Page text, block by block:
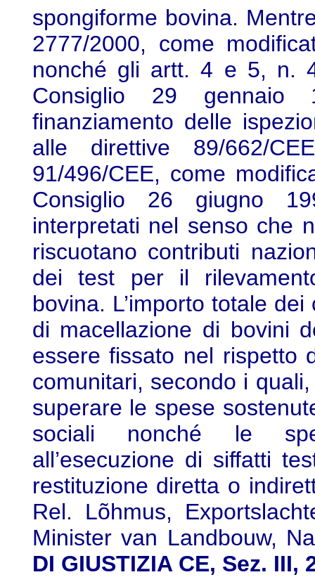
spongiforme bovina.
2777/2000, come
nonché gli artt. 4 e 5, n.
Consiglio 29 gennaio
finanziamento delle
alle direttive 89/662/
91/496/CEE, come
Consiglio 26 giugno
interpretati nel senso che
riscuotano contributi
dei test per il
bovina. L’importo totale
di macellazione di bovini
essere fissato nel rispetto
comunitari, secondo i
superare le spese
sociali nonché le
all’esecuzione di siffatti
restituzione diretta o
Rel. Lõhmus,
Minister van Landbouw,
DI GIUSTIZIA CE, Sez. III,